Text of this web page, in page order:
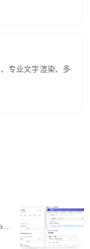
专业文字渲染、多